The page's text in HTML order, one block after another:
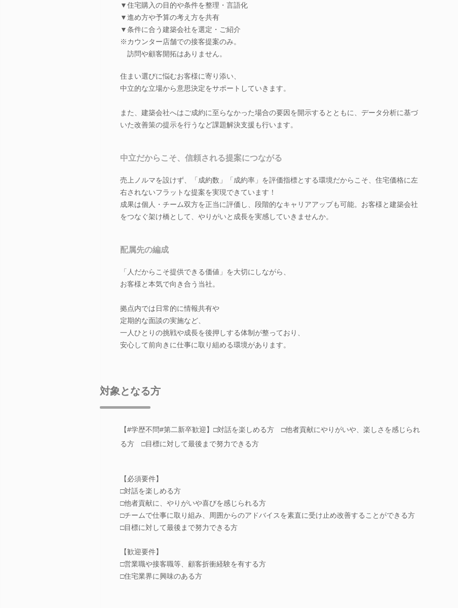
▼住宅購入の目的や条件を整理・言語化
▼進め方や予算の考え方を共有
▼条件に合う建築会社を選定・ご紹介
※カウンター店舗での接客提案のみ。
訪問や顧客開拓はありません。
住まい選びに悩むお客様に寄り添い、
中立的な立場から意思決定をサポートしていきます。
また、建築会社へはご成約に至らなかった場合の要因を開示するとともに、データ分析に基づ
いた改善策の提示を行うなど課題解決支援も行います。
中立だからこそ、信頼される提案につながる
売上ノルマを設けず、「成約数」「成約率」を評価指標とする環境だからこそ、住宅価格に左
右されないフラットな提案を実現できています！
成果は個人・チーム双方を正当に評価し、段階的なキャリアアップも可能。お客様と建築会社
をつなぐ架け橋として、やりがいと成長を実感していきませんか。
配属先の編成
「人だからこそ提供できる価値」を大切にしながら、
お客様と本気で向き合う当社。
拠点内では日常的に情報共有や
定期的な面談の実施など、
一人ひとりの挑戦や成長を後押しする体制が整っており、
安心して前向きに仕事に取り組める環境があります。
対象となる方
【#学歴不問#第二新卒歓迎】□対話を楽しめる方 □他者貢献にやりがいや、楽しさを感じられ
る方 □目標に対して最後まで努力できる方
【必須要件】
□対話を楽しめる方
□他者貢献に、やりがいや喜びを感じられる方
□チームで仕事に取り組み、周囲からのアドバイスを素直に受け止め改善することができる方
□目標に対して最後まで努力できる方
【歓迎要件】
□営業職や接客職等、顧客折衝経験を有する方
□住宅業界に興味のある方